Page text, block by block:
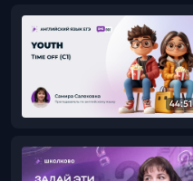
44:51